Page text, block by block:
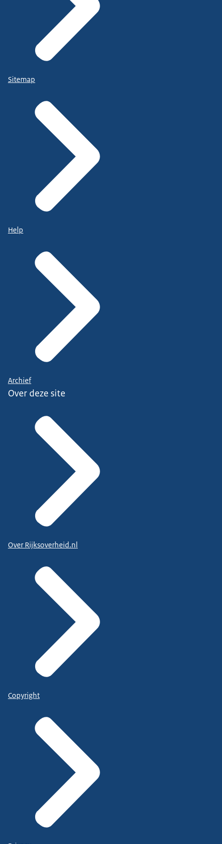
Sitemap
Help
Archief
Over deze site
Over Rijksoverheid.nl
Copyright